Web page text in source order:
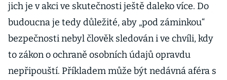
jich je v akci ve skutečnosti ještě daleko více. Do
budoucna je tedy důležité, aby „pod záminkou“
bezpečnosti nebyl člověk sledován i ve chvíli, kdy
to zákon o ochraně osobních údajů opravdu
nepřipouští. Příkladem může být nedávná aféra s